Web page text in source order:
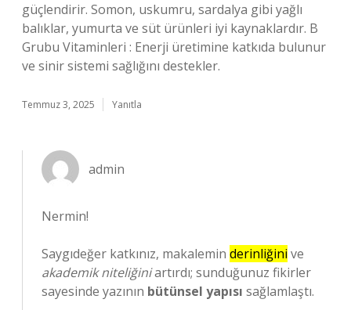
güçlendirir. Somon, uskumru, sardalya gibi yağlı
balıklar, yumurta ve süt ürünleri iyi kaynaklardır. B
Grubu Vitaminleri : Enerji üretimine katkıda bulunur
ve sinir sistemi sağlığını destekler.
Temmuz 3, 2025 Yanıtla
admin
Nermin!
Saygıdeğer katkınız, makalemin derinliğini ve
akademik niteliğiniartırdı; sunduğunuz fikirler
sayesinde yazının bütünsel yapısı sağlamlaştı.